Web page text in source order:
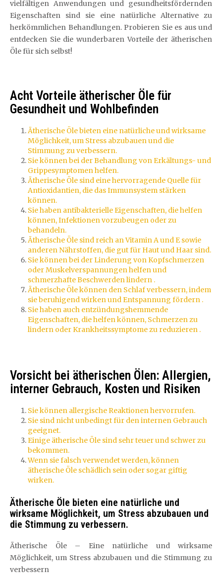
vielfältigen Anwendungen und gesundheitsfördernden
Eigenschaften sind sie eine natürliche Alternative zu
herkömmlichen Behandlungen. Probieren Sie es aus und
entdecken Sie die wunderbaren Vorteile der ätherischen
Öle für sich selbst!
Acht Vorteile ätherischer Öle für
Gesundheit und Wohlbefinden
Ätherische Öle bieten eine natürliche und wirksame
Möglichkeit, um Stress abzubauen und die
Stimmung zu verbessern.
Sie können bei der Behandlung von Erkältungs- und
Grippesymptomen helfen.
Ätherische Öle sind eine hervorragende Quelle für
Antioxidantien, die das Immunsystem stärken
können.
Sie haben antibakterielle Eigenschaften, die helfen
können, Infektionen vorzubeugen oder zu
behandeln.
Ätherische Öle sind reich an Vitamin A und E sowie
anderen Nährstoffen, die gut für Haut und Haar sind.
Sie können bei der Linderung von Kopfschmerzen
oder Muskelverspannungen helfen und
schmerzhafte Beschwerden lindern .
Ätherische Öle können den Schlaf verbessern, indem
sie beruhigend wirken und Entspannung fördern .
Sie haben auch entzündungshemmende
Eigenschaften, die helfen können, Schmerzen zu
lindern oder Krankheitssymptome zu reduzieren .
Vorsicht bei ätherischen Ölen: Allergien,
interner Gebrauch, Kosten und Risiken
Sie können allergische Reaktionen hervorrufen.
Sie sind nicht unbedingt für den internen Gebrauch
geeignet.
Einige ätherische Öle sind sehr teuer und schwer zu
bekommen.
Wenn sie falsch verwendet werden, können
ätherische Öle schädlich sein oder sogar giftig
wirken.
Ätherische Öle bieten eine natürliche und
wirksame Möglichkeit, um Stress abzubauen und
die Stimmung zu verbessern.
Ätherische Öle – Eine natürliche und wirksame
Möglichkeit, um Stress abzubauen und die Stimmung zu
verbessern